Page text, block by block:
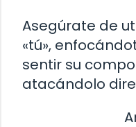
Asegúrate de
«tú»,
sentir su
atacándolo